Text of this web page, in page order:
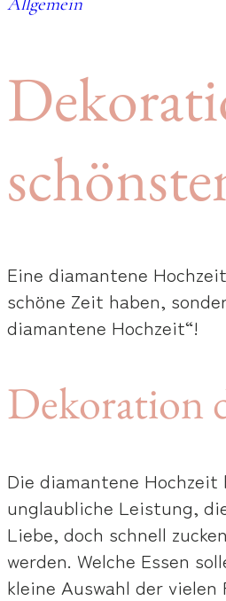
Eine diamantene
schöne Zeit haben,
diamantene Hochzeit“!
Dekoration
Die diamantene
unglaubliche Leistung,
Liebe, doch schnell
werden. Welche Essen
kleine Auswahl der